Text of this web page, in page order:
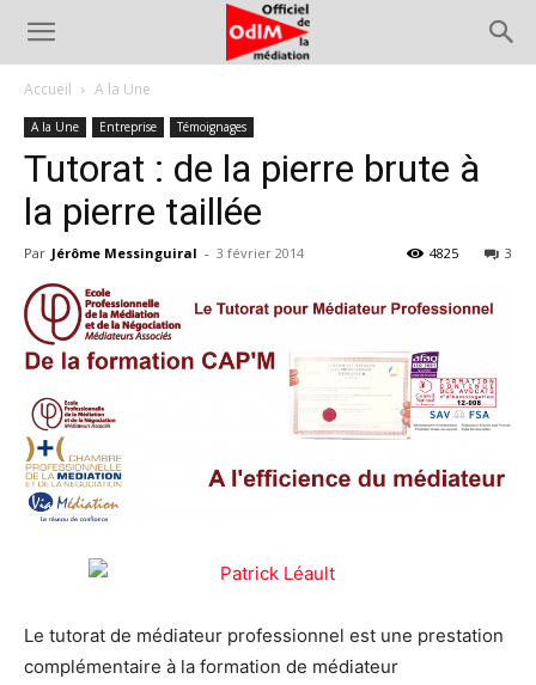
Accueil A la Une
A la Une Entreprise Témoignages
Tutorat : de la pierre brute à
la pierre taillée
Par Jérôme Messinguiral - 3 février 2014 3
4825
Le tutorat de médiateur professionnel est une prestation
complémentaire à la formation de médiateur